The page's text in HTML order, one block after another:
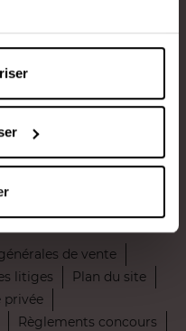
de vente
litiges
Plan du site
privée
Règlements concours